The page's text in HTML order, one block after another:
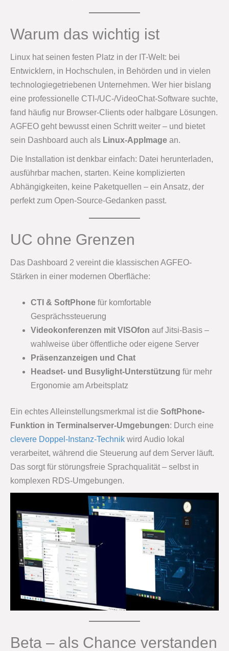
Warum das wichtig ist
Linux hat seinen festen Platz in der IT-Welt: bei
Entwicklern, in Hochschulen, in Behörden und in vielen
technologiegetriebenen Unternehmen. Wer hier bislang
eine professionelle CTI-/UC-/VideoChat-Software suchte,
fand häufig nur Browser-Clients oder halbgare Lösungen.
AGFEO geht bewusst einen Schritt weiter – und bietet
sein Dashboard auch als Linux-AppImage an.
Die Installation ist denkbar einfach: Datei herunterladen,
ausführbar machen, starten. Keine komplizierten
Abhängigkeiten, keine Paketquellen – ein Ansatz, der
perfekt zum Open-Source-Gedanken passt.
UC ohne Grenzen
Das Dashboard 2 vereint die klassischen AGFEO-
Stärken in einer modernen Oberfläche:
CTI & SoftPhone für komfortable
Gesprächssteuerung
Videokonferenzen mit VISOfon auf Jitsi-Basis –
wahlweise über öffentliche oder eigene Server
Präsenzanzeigen und Chat
Headset- und Busylight-Unterstützung für mehr
Ergonomie am Arbeitsplatz
Ein echtes Alleinstellungsmerkmal ist die SoftPhone-
Funktion in Terminalserver-Umgebungen: Durch eine
clevere Doppel-Instanz-Technik wird Audio lokal
verarbeitet, während die Steuerung auf dem Server läuft.
Das sorgt für störungsfreie Sprachqualität – selbst in
komplexen RDS-Umgebungen.
Beta – als Chance verstanden